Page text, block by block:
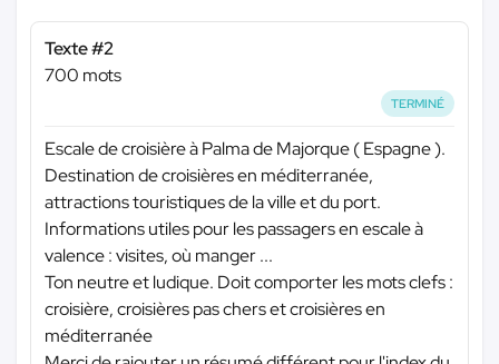
Texte #2
700 mots
TERMINÉ
Escale de croisière à Palma de Majorque ( Espagne ).
Destination de croisières en méditerranée,
attractions touristiques de la ville et du port.
Informations utiles pour les passagers en escale à
valence : visites, où manger ...
Ton neutre et ludique. Doit comporter les mots clefs :
croisière, croisières pas chers et croisières en
méditerranée